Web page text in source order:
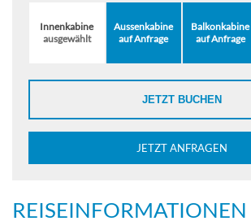
Innenkabine
ausgewählt
Aussenkabine
auf Anfrage
Balkonkabine
auf Anfrage
JETZT BUCHEN
JETZT ANFRAGEN
REISEINFORMATIONEN